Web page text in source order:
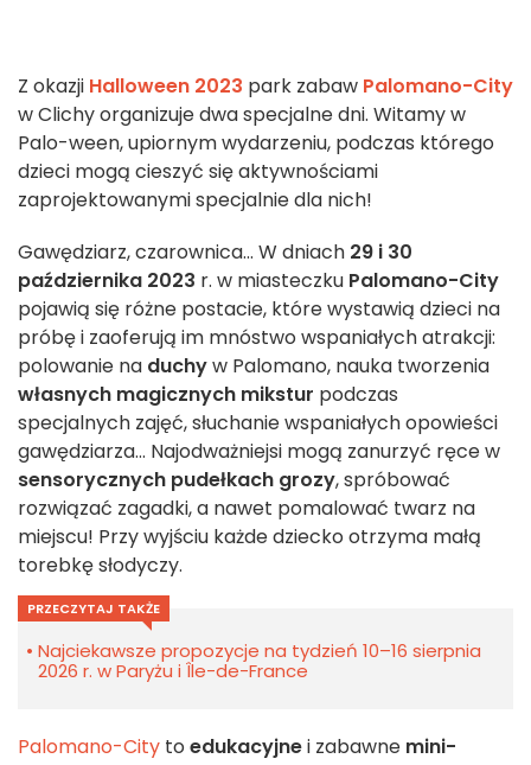
Z okazji Halloween 2023 park zabaw Palomano-City
w Clichy organizuje dwa specjalne dni. Witamy w
Palo-ween, upiornym wydarzeniu, podczas którego
dzieci mogą cieszyć się aktywnościami
zaprojektowanymi specjalnie dla nich!
Gawędziarz, czarownica... W dniach 29 i 30
października 2023 r. w miasteczku Palomano-City
pojawią się różne postacie, które wystawią dzieci na
próbę i zaoferują im mnóstwo wspaniałych atrakcji:
polowanie na duchyw Palomano, nauka tworzenia
własnych magicznych mikstur podczas
specjalnych zajęć, słuchanie wspaniałych opowieści
gawędziarza... Najodważniejsi mogą zanurzyć ręce w
sensorycznych pudełkach grozy, spróbować
rozwiązać zagadki, a nawet pomalować twarz na
miejscu! Przy wyjściu każde dziecko otrzyma małą
torebkę słodyczy.
PRZECZYTAJ TAKŻE
Najciekawsze propozycje na tydzień 10–16 sierpnia
2026 r. w Paryżu i Île-de-France
Palomano-City to edukacyjnei zabawne mini-